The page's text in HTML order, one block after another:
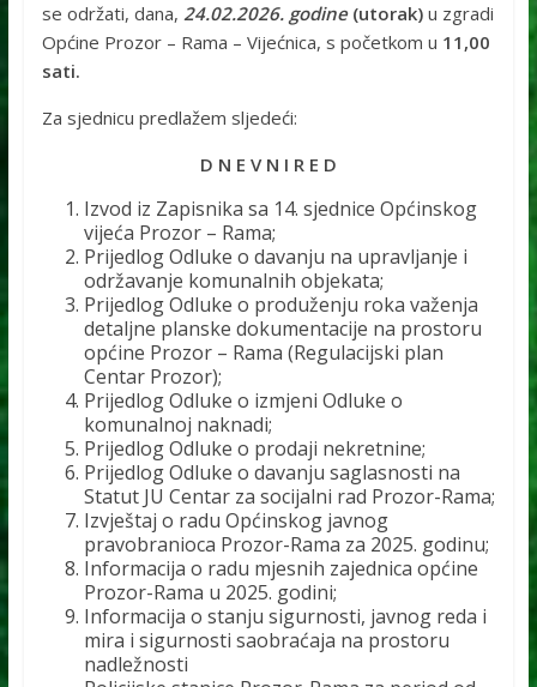
se održati, dana, 24.02.2026. godine (utorak)u zgradi
Općine Prozor – Rama – Vijećnica, s početkom u 11,00
sati.
Za sjednicu predlažem sljedeći:
D N E V N I R E D
Izvod iz Zapisnika sa 14. sjednice Općinskog
vijeća Prozor – Rama;
Prijedlog Odluke o davanju na upravljanje i
održavanje komunalnih objekata;
Prijedlog Odluke o produženju roka važenja
detaljne planske dokumentacije na prostoru
općine Prozor – Rama (Regulacijski plan
Centar Prozor);
Prijedlog Odluke o izmjeni Odluke o
komunalnoj naknadi;
Prijedlog Odluke o prodaji nekretnine;
Prijedlog Odluke o davanju saglasnosti na
Statut JU Centar za socijalni rad Prozor-Rama;
Izvještaj o radu Općinskog javnog
pravobranioca Prozor-Rama za 2025. godinu;
Informacija o radu mjesnih zajednica općine
Prozor-Rama u 2025. godini;
Informacija o stanju sigurnosti, javnog reda i
mira i sigurnosti saobraćaja na prostoru
nadležnosti